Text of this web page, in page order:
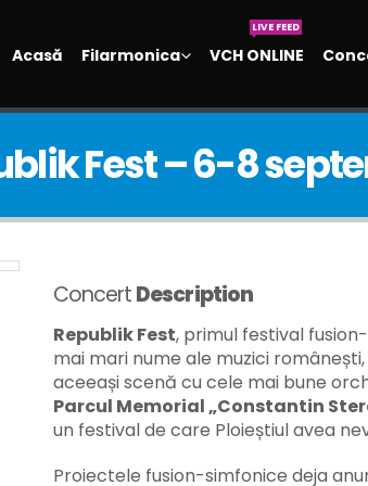
Acasă Filarmonica VCH ONLINE
LIVE FEED
Fest – 6-8
ConcertDescription
Republik Fest, primul festival
mai mari nume ale muzici
aceeași scenă cu cele mai bune
Parcul Memorial „Constantin
un festival de care Ploieștiul avea
Proiectele fusion-simfonice deja